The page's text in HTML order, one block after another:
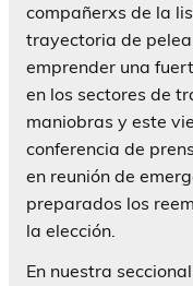
compañerxs de la
trayectoria de
emprender una
en los sectores de
maniobras y este
conferencia de
en reunión de
preparados los
la elección.
En nuestra